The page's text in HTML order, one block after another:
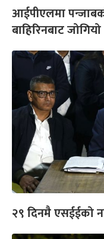
आईपीएलमा
बाहिरिनबाट जोगियो
२९ दिनमै एसईईको